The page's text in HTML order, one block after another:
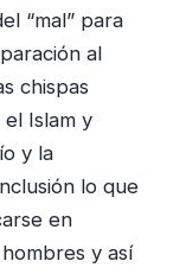
“mal” para
al
chispas
Islam y
y la
lo que
en
y así